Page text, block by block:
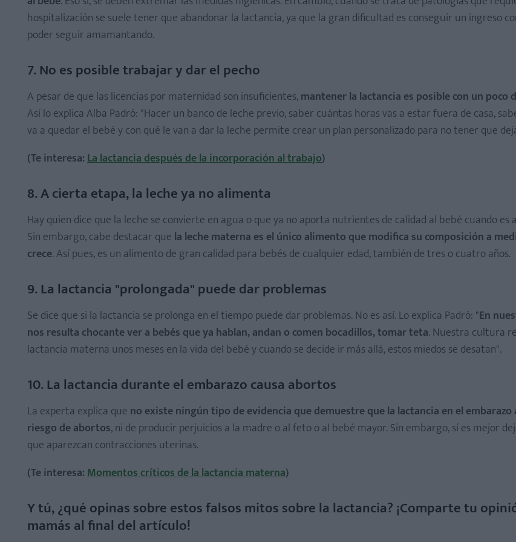
hospitalización se suele tener que abandonar la lactancia, ya que la gran dificultad es conseguir un ingreso
poder seguir amamantando.
7. No es posible trabajar y dar el pecho
A pesar de que las licencias por maternidad son insuficientes,mantener la lactancia es posible con un poco
Así lo explica Alba Padró: "Hacer un banco de leche previo, saber cuántas horas vas a estar fuera de casa,
va a quedar el bebé y con qué le van a dar la leche permite crear un plan personalizado para no tener que
(Te interesa:La lactancia después de la incorporación al trabajo)
8. A cierta etapa, la leche ya no alimenta
Hay quien dice que la leche se convierte en agua o que ya no aporta nutrientes de calidad al bebé cuando es
Sin embargo, cabe destacar que la leche materna es el único alimento que modifica su composición a
crece. Así pues, es un alimento de gran calidad para bebés de cualquier edad, también de tres o cuatro años.
9. La lactancia "prolongada" puede dar problemas
Se dice que si la lactancia se prolonga en el tiempo puede dar problemas. No es así. Lo explica Padró: "En
nos resulta chocante ver a bebés que ya hablan, andan o comen bocadillos, tomar teta. Nuestra cultura
lactancia materna unos meses en la vida del bebé y cuando se decide ir más allá, estos miedos se desatan".
10. La lactancia durante el embarazo causa abortos
La experta explica que no existe ningún tipo de evidencia que demuestre que la lactancia en el embarazo
riesgo de abortos, ni de producir perjuicios a la madre o al feto o al bebé mayor. Sin embargo, sí es mejor
que aparezcan contracciones uterinas.
(Te interesa:Momentos críticos de la lactancia materna)
Y tú, ¿qué opinas sobre estos falsos mitos sobre la lactancia? ¡Comparte tu
mamás al final del artículo!